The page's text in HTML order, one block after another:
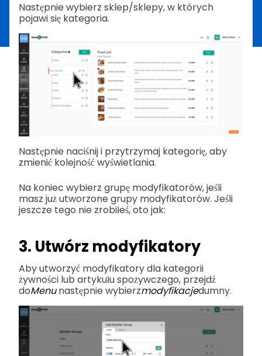
Następnie wybierz sklep/sklepy, w których
pojawi się kategoria.
Następnie naciśnij i przytrzymaj kategorię, aby
zmienić kolejność wyświetlania.
Na koniec wybierz grupę modyfikatorów, jeśli
masz już utworzone grupy modyfikatorów. Jeśli
jeszcze tego nie zrobiłeś, oto jak:
3. Utwórz modyfikatory
Aby utworzyć modyfikatory dla kategorii
żywności lub artykułu spożywczego, przejdź
doMenunastępnie wybierzmodyfikacjedumny.